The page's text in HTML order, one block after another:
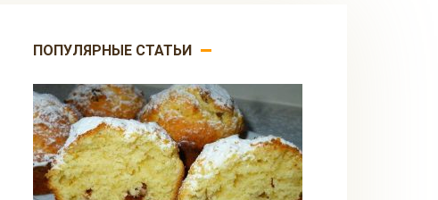
ПОПУЛЯРНЫЕ СТАТЬИ